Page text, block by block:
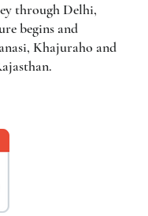
through Delhi,
begins and
Khajuraho and